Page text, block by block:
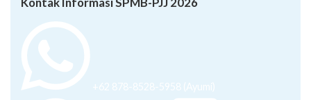
Kontak Informasi SPMB-PJJ 2026
+62 878-8528-5958 (Ayumi)